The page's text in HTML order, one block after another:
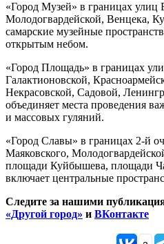
«Город Музей» в границах улиц
Молодогвардейской, Венцека,
самарские музейные
открытым небом.
«Город Площадь» в границах
Галактионовской,
Некрасовской, Садовой,
объединяет места проведения
и массовых гуляний.
«Город Славы» в границах 2-й
Маяковского,
площади Куйбышева, площади
включает центральные
Следите за нашими
«Другой город» и ВКонтакте